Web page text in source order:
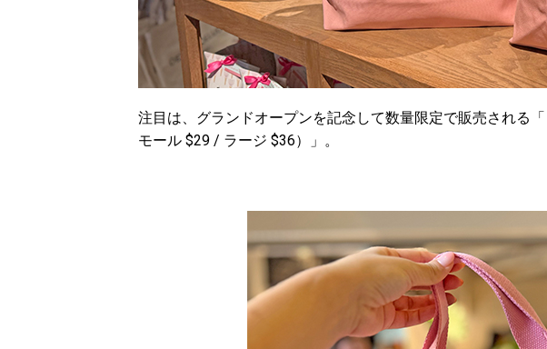
注目は、グランドオープンを記念して数量限定で販売される「
モール $29 / ラージ $36）」。